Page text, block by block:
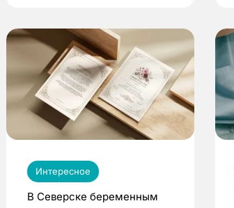
Интересное
В Северске беременным